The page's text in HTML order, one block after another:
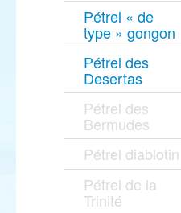
Pétrel « de
type » gongon
Pétrel des
Desertas
Pétrel des
Bermudes
Pétrel diablotin
Pétrel de la
Trinité